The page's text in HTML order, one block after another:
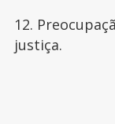
12.
justiça.